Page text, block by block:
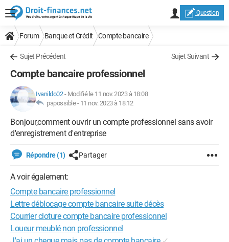
Question
Forum Banque et Crédit Compte bancaire
Sujet Précédent Sujet Suivant
Compte bancaire professionnel
Ivanildo02- Modifié le 11 nov. 2023 à 18:08
papossible - 11 nov. 2023 à 18:12
Bonjour,comment ouvrir un compte professionnel sans avoir
d'enregistrement d'entreprise
Répondre (1) Partager
A voir également:
Compte bancaire professionnel
Lettre déblocage compte bancaire suite décès
Courrier cloture compte bancaire professionnel
Loueur meublé non professionnel